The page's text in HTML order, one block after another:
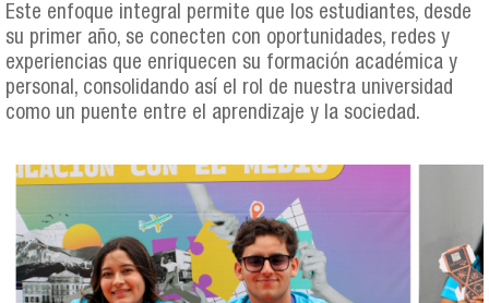
Este enfoque integral permite que los estudiantes, desde
su primer año, se conecten con oportunidades, redes y
experiencias que enriquecen su formación académica y
personal, consolidando así el rol de nuestra universidad
como un puente entre el aprendizaje y la sociedad.
feria_de_postulantes_collage.png